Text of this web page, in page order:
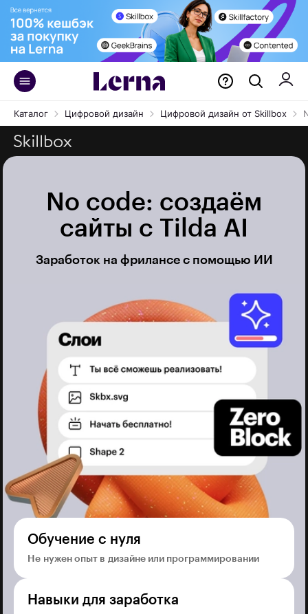
Каталог Цифровой дизайн Цифровой дизайн от Skillbox
No code: создаём
сайты с Tilda AI
Заработок на фрилансе с помощью ИИ
Обучение с нуля
Не нужен опыт в дизайне или программировании
Навыки для заработка